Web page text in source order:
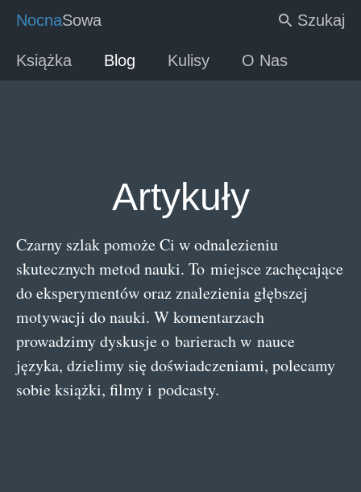
NocnaSowa Szukaj
Książka Blog Kulisy O Nas
Artykuły
Czarny szlak pomoże Ci w odnalezieniu
skutecznych metod nauki. To miejsce zachęcające
do eksperymentów oraz znalezienia głębszej
motywacji do nauki. W komentarzach
prowadzimy dyskusje o barierach w nauce
języka, dzielimy się doświadczeniami, polecamy
sobie książki, filmy i podcasty.